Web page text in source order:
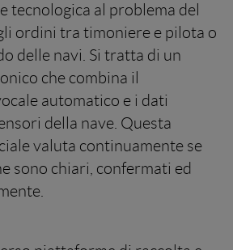
tecnologica al problema del
ordini tra timoniere e pilota o
delle navi. Si tratta di un
che combina il
automatico e i dati
della nave. Questa
valuta continuamente se
sono chiari, confermati ed